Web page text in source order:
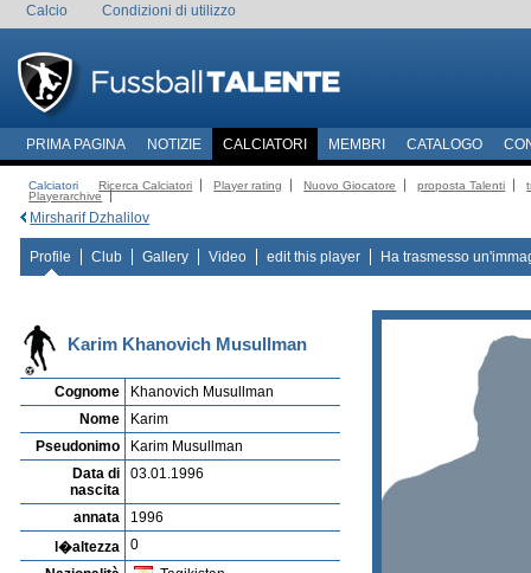
Calcio Condizioni di utilizzo
PRIMA PAGINA NOTIZIE CALCIATORI MEMBRI CATALOGO
Calciatori Ricerca Calciatori Player rating Nuovo Giocatore proposta Talenti
Playerarchive
Mirsharif Dzhalilov
Profile Club Gallery Video edit this player Ha trasmesso
Karim Khanovich Musullman
Cognome
Khanovich Musullman
Nome
Karim
Pseudonimo
Karim Musullman
Data di
nascita
03.01.1996
annata
1996
l�altezza
0